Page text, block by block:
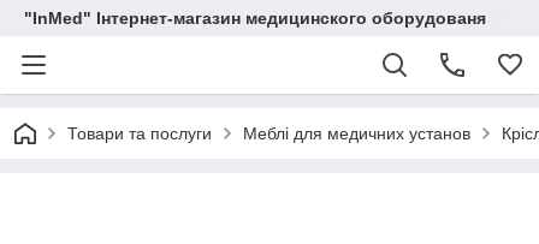
"InMed" Інтернет-магазин медицинского оборудованя
Товари та послуги Меблі для медичних установ